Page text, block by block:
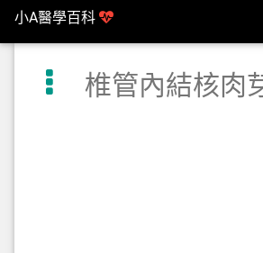
小A醫學百科
椎管內結核肉